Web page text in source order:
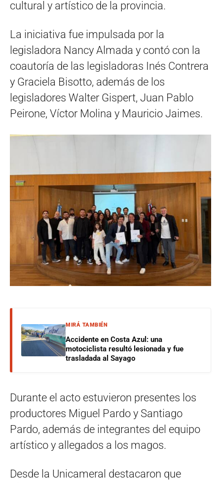
cultural y artístico de la provincia.
La iniciativa fue impulsada por la
legisladora Nancy Almada y contó con la
coautoría de las legisladoras Inés Contrera
y Graciela Bisotto, además de los
legisladores Walter Gispert, Juan Pablo
Peirone, Víctor Molina y Mauricio Jaimes.
MIRÁ TAMBIÉN
Accidente en Costa Azul: una
motociclista resultó lesionada y fue
trasladada al Sayago
Durante el acto estuvieron presentes los
productores Miguel Pardo y Santiago
Pardo, además de integrantes del equipo
artístico y allegados a los magos.
Desde la Unicameral destacaron que